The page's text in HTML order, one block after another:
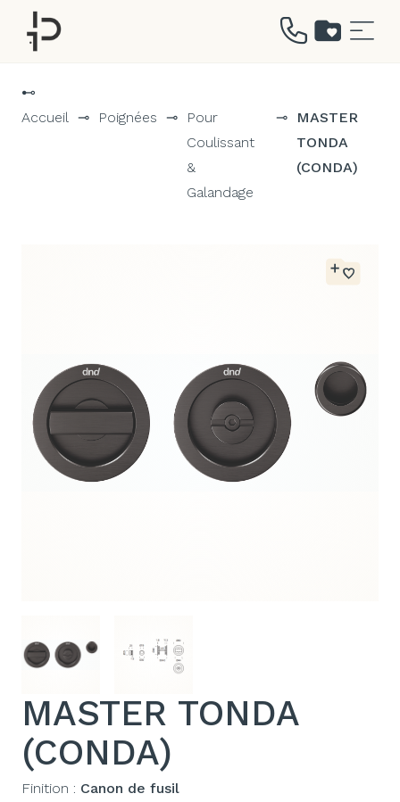
⊷
Accueil ⊸ Poignées ⊸
Pour
Coulissant
&
Galandage
⊸
MASTER
TONDA
(CONDA)
MASTER TONDA
(CONDA)
Finition : Canon de fusil